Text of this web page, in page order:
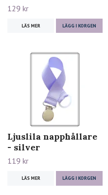
129 kr
LÄS MER LÄGG I KORGEN
Ljuslila napphållare
- silver
119 kr
LÄS MER LÄGG I KORGEN